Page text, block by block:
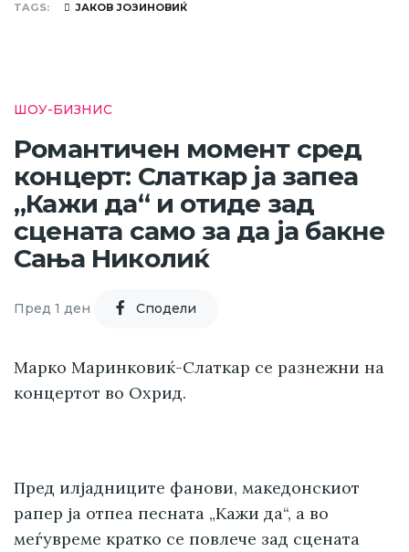
TAGS ЈАКОВ ЈОЗИНОВИЌ
ШОУ-БИЗНИС
Романтичен момент сред
концерт: Слаткар ја запеа
„Кажи да“ и отиде зад
сцената само за да ја бакне
Сања Николиќ
Пред 1 ден Cподели
Марко Маринковиќ-Слаткар се разнежни на
концертот во Охрид.
Пред илјадниците фанови, македонскиот
рапер ја отпеа песната „Кажи да“, а во
меѓувреме кратко се повлече зад сцената